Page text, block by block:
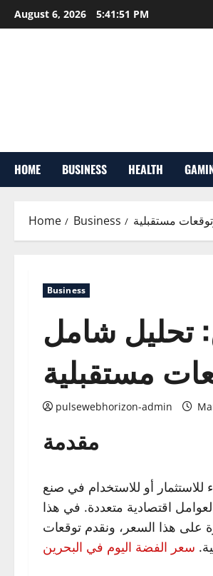
Skip
to
August 6, 2026 5:41:52 PM
HOME BUSINESS HEALTH
Home Business مستقبلية
Business
تحليل شامل
مستقبلية
pulsewebhorizon-admin
مقدمة
للاستثمار أو للاستخدام في صنع
اقتصادية متعددة. في هذا
على هذا السعر، ونقدم توقعات
سعر الفضة اليوم في البحرين